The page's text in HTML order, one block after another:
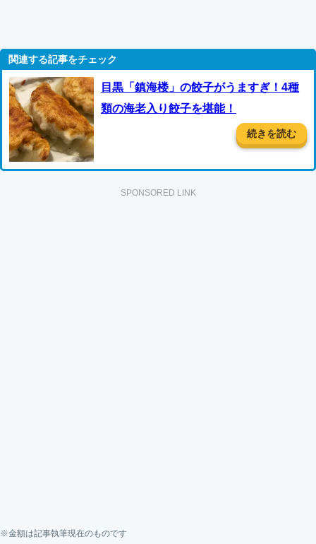
目黒「鎮海楼」の餃子がうますぎ！4種
類の海老入り餃子を堪能！
続きを読む
SPONSORED LINK
※金額は記事執筆現在のものです